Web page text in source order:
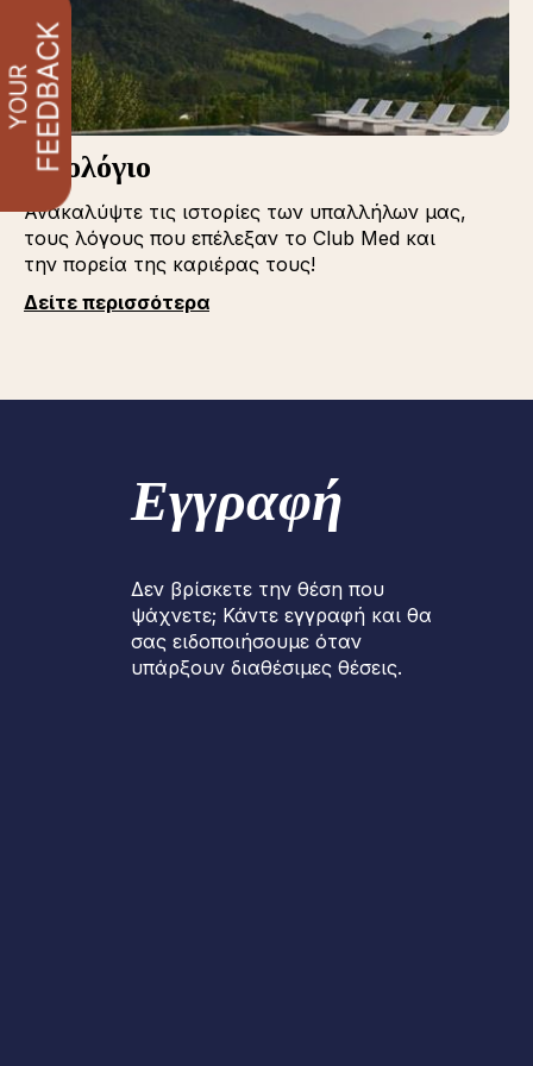
Iστολόγιο
Ανακαλύψτε τις ιστορίες των υπαλλήλων μας,
τους λόγους που επέλεξαν το Club Med και
την πορεία της καριέρας τους!
Δείτε περισσότερα
Εγγραφή
Δεν βρίσκετε την θέση που
ψάχνετε; Κάντε εγγραφή και θα
σας ειδοποιήσουμε όταν
υπάρξουν διαθέσιμες θέσεις.